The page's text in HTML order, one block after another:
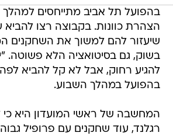
בהפועל תל אביב מתייחסים
הצהרת כוונות. בקבוצה רצו
שיעזור להם למשוך את השחקנים
בשוק, גם בסיטואציה הלא פשוטה.
להגיע רחוק, אבל לא קל להביא
בהפועל במהלך השבוע.
המחשבה של ראשי המועדון היא כי
רגלנד, עוד שחקנים עם פרופיל גבוה